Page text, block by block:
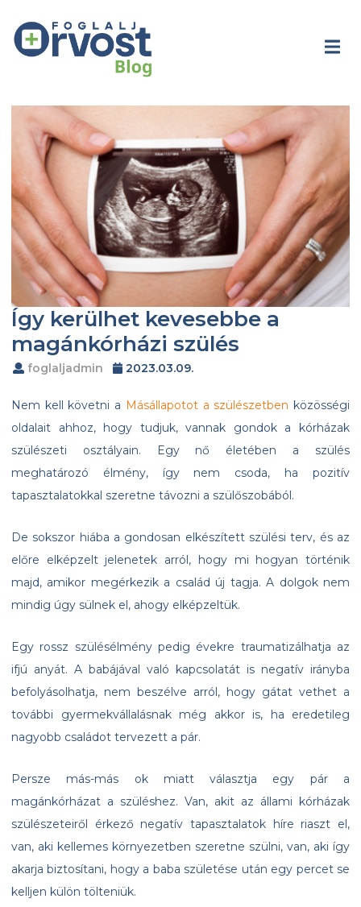
Így kerülhet kevesebbe a
magánkórházi szülés
foglaljadmin 2023.03.09.
Nem kell követni a Másállapotot a szülészetben közösségi
oldalait ahhoz, hogy tudjuk, vannak gondok a kórházak
szülészeti osztályain. Egy nő életében a szülés
meghatározó élmény, így nem csoda, ha pozitív
tapasztalatokkal szeretne távozni a szülőszobából.
De sokszor hiába a gondosan elkészített szülési terv, és az
előre elképzelt jelenetek arról, hogy mi hogyan történik
majd, amikor megérkezik a család új tagja. A dolgok nem
mindig úgy sülnek el, ahogy elképzeltük.
Egy rossz szülésélmény pedig évekre traumatizálhatja az
ifjú anyát. A babájával való kapcsolatát is negatív irányba
befolyásolhatja, nem beszélve arról, hogy gátat vethet a
további gyermekvállalásnak még akkor is, ha eredetileg
nagyobb családot tervezett a pár.
Persze más-más ok miatt választja egy pár a
magánkórházat a szüléshez. Van, akit az állami kórházak
szülészeteiről érkező negatív tapasztalatok híre riaszt el,
van, aki kellemes környezetben szeretne szülni, van, aki így
akarja biztosítani, hogy a baba születése után egy percet se
kelljen külön tölteniük.